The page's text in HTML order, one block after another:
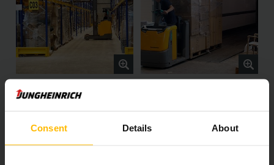
Consent Details About